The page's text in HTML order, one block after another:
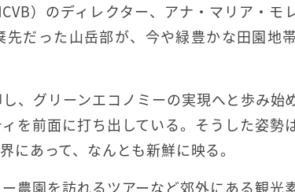
）のディレクター、アナ・マリア・モ
だった山岳部が、今や緑豊かな田園地
、グリーンエコノミーの実現へと歩み始
を前面に打ち出している。そうした姿勢
にあって、なんとも新鮮に映る。
農園を訪れるツアーなど郊外にある観光